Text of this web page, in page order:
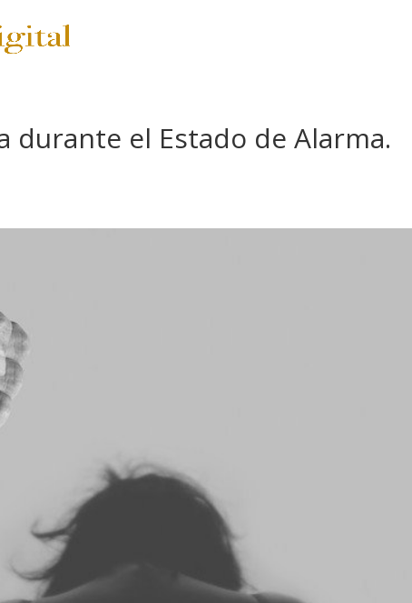
durante el Estado de Alarma.